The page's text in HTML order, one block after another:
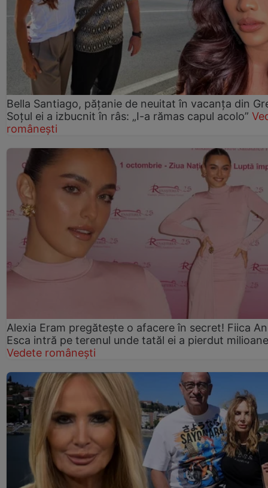
Bella Santiago, pățanie de neuitat în vacanța din
Soțul ei a izbucnit în râs: „I-a rămas capul acolo”
românești
Alexia Eram pregătește o afacere în secret! Fiica
Esca intră pe terenul unde tatăl ei a pierdut milioane
Vedete românești